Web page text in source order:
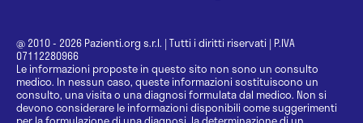
@ 2010 - 2026 Pazienti.org s.r.l. | Tutti i diritti riservati | P.IVA
07112280966
Le informazioni proposte in questo sito non sono un consulto
medico. In nessun caso, queste informazioni sostituiscono un
consulto, una visita o una diagnosi formulata dal medico. Non si
devono considerare le informazioni disponibili come suggerimenti